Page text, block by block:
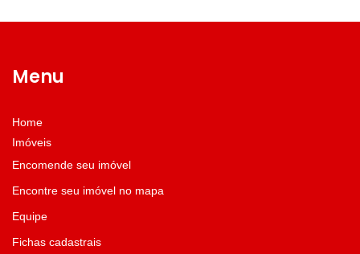
Menu
Home
Imóveis
Encomende seu imóvel
Encontre seu imóvel no mapa
Equipe
Fichas cadastrais